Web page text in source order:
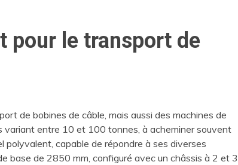
pour le transport de
de bobines de câble, mais aussi des machines de
variant entre 10 et 100 tonnes, à acheminer souvent
polyvalent, capable de répondre à ses diverses
base de 2850 mm, configuré avec un châssis à 2 et 3